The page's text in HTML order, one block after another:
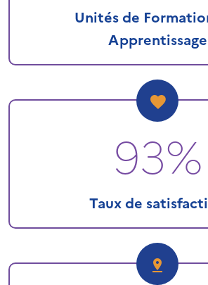
Unités de
Apprentissage
93%
Taux de